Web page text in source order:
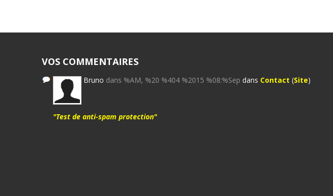
VOS COMMENTAIRES
Bruno dans %AM, %20 %404 %2015 %08:%Sep dans Contact (Site)
"Test de anti-spam protection"